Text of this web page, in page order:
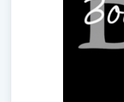
Friskvårdsmassage